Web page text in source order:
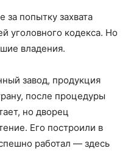
за попытку захвата
уголовного кодекса. Но
владения.
завод, продукция
после процедуры
но дворец
Его построили в
работал — здесь